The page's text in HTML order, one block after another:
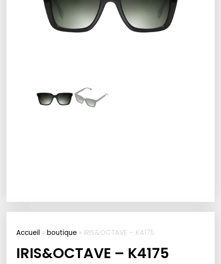
Accueil »boutique » IRIS&OCTAVE – K4175
IRIS&OCTAVE – K4175